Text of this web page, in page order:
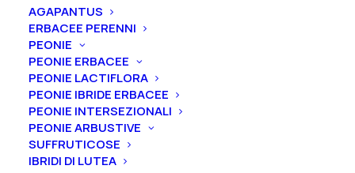
AGAPANTUS
ERBACEE PERENNI
PEONIE
PEONIE ERBACEE
PEONIE LACTIFLORA
PEONIE IBRIDE ERBACEE
PEONIE INTERSEZIONALI
PEONIE ARBUSTIVE
SUFFRUTICOSE
IBRIDI DI LUTEA